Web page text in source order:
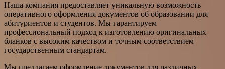
Наша компания предоставляет уникальную возможность
оперативного оформления документов об образовании для
абитуриентов и студентов. Мы гарантируем
профессиональный подход к изготовлению оригинальных
бланков с высоким качеством и точным соответствием
государственным стандартам.
Мы предлагаем оформление документов для различных